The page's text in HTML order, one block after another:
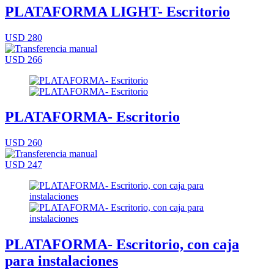
PLATAFORMA LIGHT- Escritorio
USD 280
USD 266
PLATAFORMA- Escritorio
USD 260
USD 247
PLATAFORMA- Escritorio, con caja
para instalaciones